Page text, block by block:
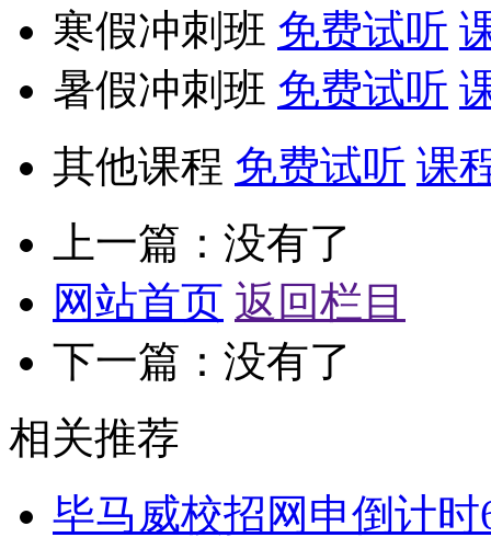
寒假冲刺班 免费试听
暑假冲刺班 免费试听
其他课程 免费试听 课
上一篇：没有了
网站首页 返回栏目
下一篇：没有了
相关推荐
毕马威校招网申倒计